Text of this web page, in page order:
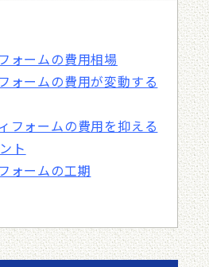
ォームの費用相場
ォームの費用が変動する
フォームの費用を抑える
ト
ォームの工期